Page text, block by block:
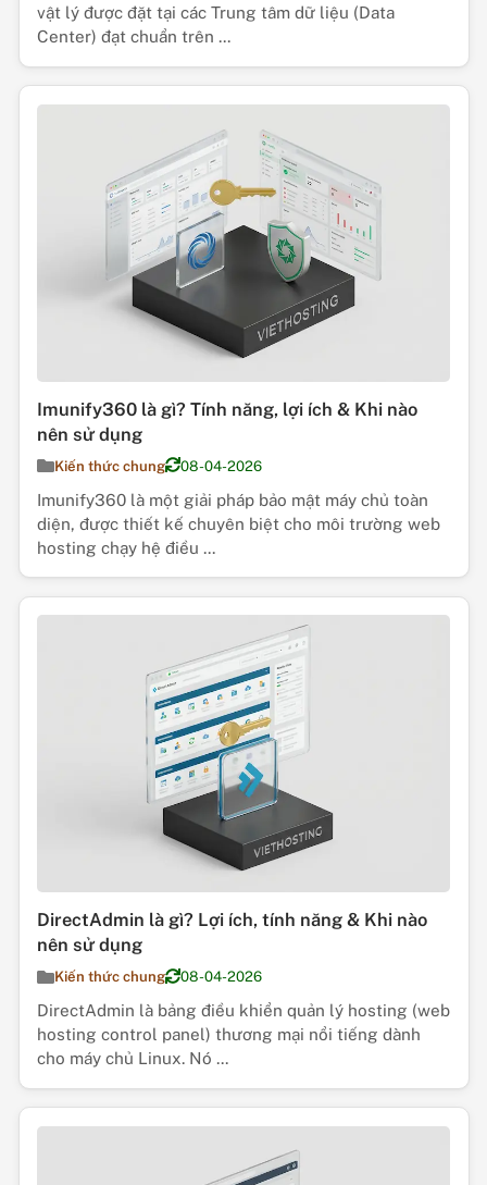
vật lý được đặt tại các Trung tâm dữ liệu (Data
Center) đạt chuẩn trên ...
Imunify360 là gì? Tính năng, lợi ích & Khi nào
nên sử dụng
Kiến thức chung 08-04-2026
Imunify360 là một giải pháp bảo mật máy chủ toàn
diện, được thiết kế chuyên biệt cho môi trường web
hosting chạy hệ điều ...
DirectAdmin là gì? Lợi ích, tính năng & Khi nào
nên sử dụng
Kiến thức chung 08-04-2026
DirectAdmin là bảng điều khiển quản lý hosting (web
hosting control panel) thương mại nổi tiếng dành
cho máy chủ Linux. Nó ...